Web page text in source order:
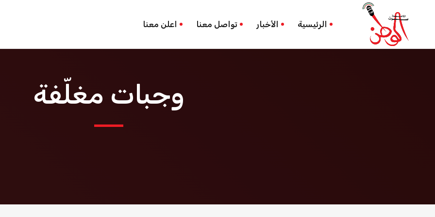
الرئيسية الأخبار تواصل معنا اعلن معنا
الرئيسيةوجبات مغلّفة
وجبات مغلّفة